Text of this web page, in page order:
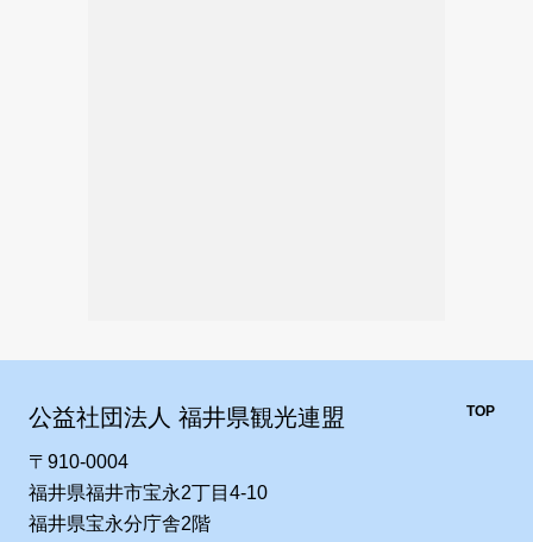
公益社団法人 福井県観光連盟
〒910-0004
福井県福井市宝永2丁目4-10
福井県宝永分庁舎2階
TOP